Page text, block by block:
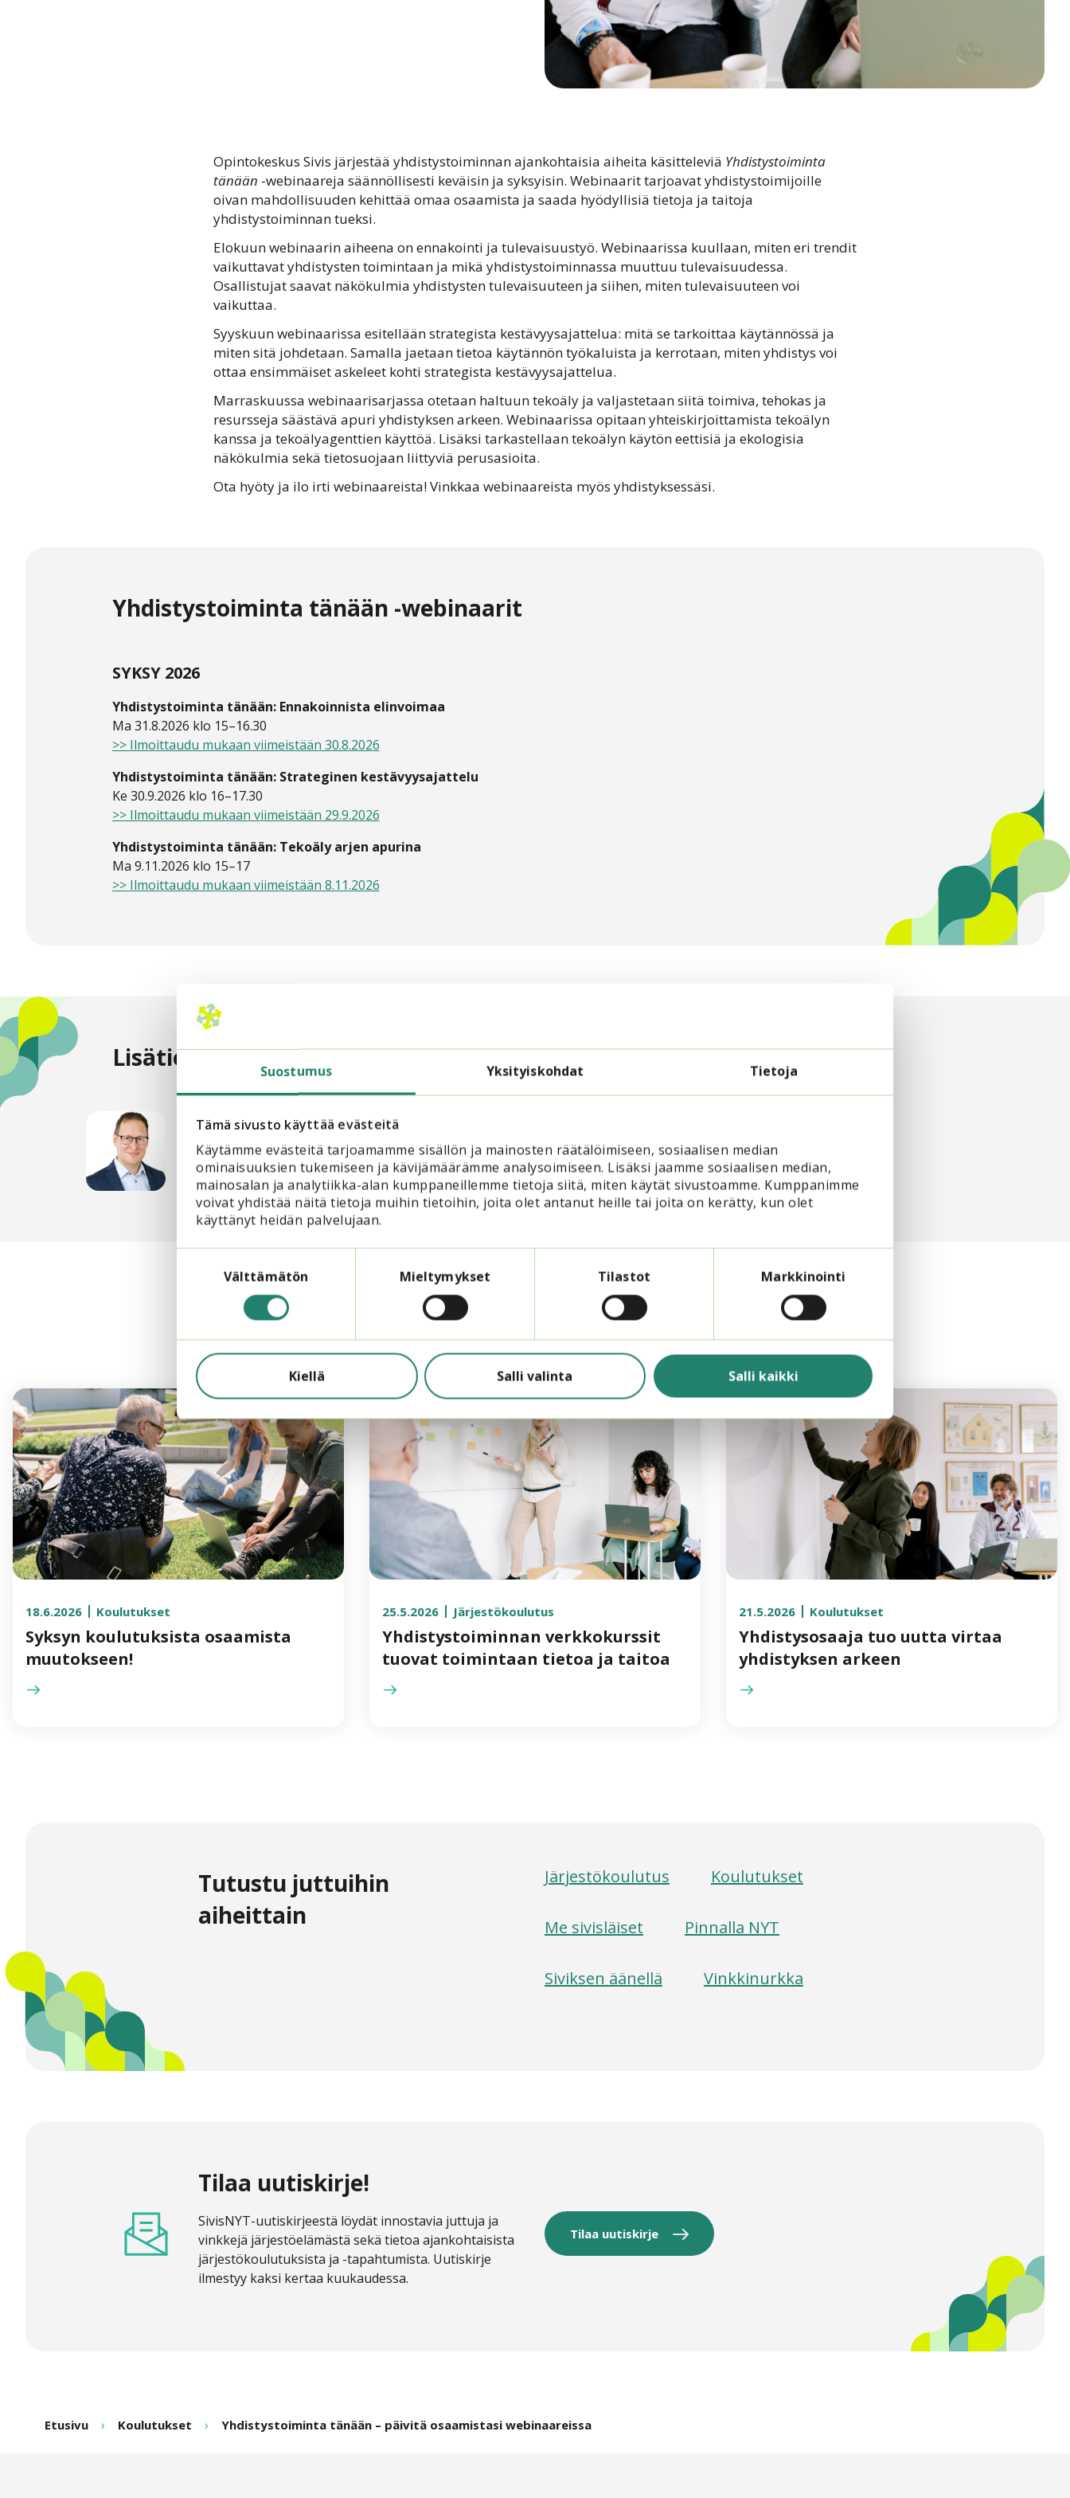
Suostumus Yksityiskohdat Tietoja
Tämä sivusto käyttää evästeitä
Käytämme evästeitä tarjoamamme sisällön ja mainosten räätälöimiseen, sosiaalisen median
ominaisuuksien tukemiseen ja kävijämäärämme analysoimiseen. Lisäksi jaamme sosiaalisen median,
mainosalan ja analytiikka-alan kumppaneillemme tietoja siitä, miten käytät sivustoamme. Kumppanimme
voivat yhdistää näitä tietoja muihin tietoihin, joita olet antanut heille tai joita on kerätty, kun olet
käyttänyt heidän palvelujaan.
Välttämätön Mieltymykset Tilastot Markkinointi
Kiellä Salli valinta Salli kaikki
Opintokeskus Sivis järjestää yhdistystoiminnan ajankohtaisia aiheita käsitteleviä Yhdistystoiminta
tänään -webinaareja säännöllisesti keväisin ja syksyisin. Webinaarit tarjoavat yhdistystoimijoille
oivan mahdollisuuden kehittää omaa osaamista ja saada hyödyllisiä tietoja ja taitoja
yhdistystoiminnan tueksi.
Elokuun webinaarin aiheena on ennakointi ja tulevaisuustyö. Webinaarissa kuullaan, miten eri trendit
vaikuttavat yhdistysten toimintaan ja mikä yhdistystoiminnassa muuttuu tulevaisuudessa.
Osallistujat saavat näkökulmia yhdistysten tulevaisuuteen ja siihen, miten tulevaisuuteen voi
vaikuttaa.
Syyskuun webinaarissa esitellään strategista kestävyysajattelua: mitä se tarkoittaa käytännössä ja
miten sitä johdetaan. Samalla jaetaan tietoa käytännön työkaluista ja kerrotaan, miten yhdistys voi
ottaa ensimmäiset askeleet kohti strategista kestävyysajattelua.
Marraskuussa webinaarisarjassa otetaan haltuun tekoäly ja valjastetaan siitä toimiva, tehokas ja
resursseja säästävä apuri yhdistyksen arkeen. Webinaarissa opitaan yhteiskirjoittamista tekoälyn
kanssa ja tekoälyagenttien käyttöä. Lisäksi tarkastellaan tekoälyn käytön eettisiä ja ekologisia
näkökulmia sekä tietosuojaan liittyviä perusasioita.
Ota hyöty ja ilo irti webinaareista! Vinkkaa webinaareista myös yhdistyksessäsi.
Yhdistystoiminta tänään -webinaarit
SYKSY 2026
Yhdistystoiminta tänään: Ennakoinnista elinvoimaa
Ma 31.8.2026 klo 15–16.30
>> Ilmoittaudu mukaan viimeistään 30.8.2026
Yhdistystoiminta tänään: Strateginen kestävyysajattelu
Ke 30.9.2026 klo 16–17.30
>> Ilmoittaudu mukaan viimeistään 29.9.2026
Yhdistystoiminta tänään: Tekoäly arjen apurina
Ma 9.11.2026 klo 15–17
>> Ilmoittaudu mukaan viimeistään 8.11.2026
Lisätietoja
Jarmo Pykälä
Asiantuntija, Opintokeskus Sivis
jarmo.pykala@opintokeskussivis.fi
Lue myös
18.6.2026 Koulutukset
Syksyn koulutuksista osaamista
muutokseen!
25.5.2026 Järjestökoulutus
Yhdistystoiminnan verkkokurssit
tuovat toimintaan tietoa ja taitoa
21.5.2026 Koulutukset
Yhdistysosaaja tuo uutta virtaa
yhdistyksen arkeen
Tutustu juttuihin
aiheittain
Järjestökoulutus Koulutukset
Me sivisläiset Pinnalla NYT
Siviksen äänellä Vinkkinurkka
Tilaa uutiskirje!
SivisNYT-uutiskirjeestä löydät innostavia juttuja ja
vinkkejä järjestöelämästä sekä tietoa ajankohtaisista
järjestökoulutuksista ja -tapahtumista. Uutiskirje
ilmestyy kaksi kertaa kuukaudessa.
Tilaa uutiskirje
Etusivu Koulutukset Yhdistystoiminta tänään – päivitä osaamistasi webinaareissa